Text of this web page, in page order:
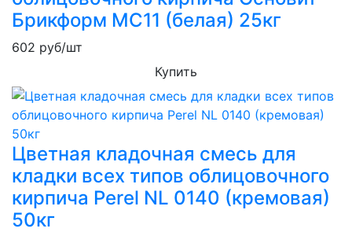
Брикформ MC11 (белая) 25кг
602 руб/шт
Купить
Цветная кладочная смесь для
кладки всех типов облицовочного
кирпича Perel NL 0140 (кремовая)
50кг